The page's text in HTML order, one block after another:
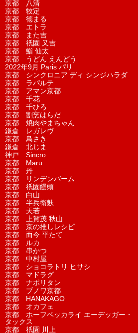
京都 八清
京都 牧定
京都 徳まる
京都 エトラ
京都 また吉
京都 祇園 又吉
京都 鮨 仙太
京都 うどん えんどう
2022年9月 Paris パリ
京都 シンクロニア ディ シンジハラダ
京都 ラパルテ
京都 アマン京都
京都 千花
京都 千ひろ
京都 割烹はらだ
京都 焼肉やまちゃん
鎌倉 レガレヴ
京都 鳥さき
鎌倉 北じま
神戸 Sincro
京都 Maru
京都 丹
京都 リンデンバーム
京都 祇園饅頭
京都 白山
京都 半兵衛麩
京都 天若
京都 上賀茂 秋山
京都 京の推しレシピ
京都 而今 平たて
京都 ルカ
京都 串かつ
京都 中村屋
京都 ショコラトリ ヒサシ
京都 マドラグ
京都 ナポリタン
京都 ブノワ京都
京都 HANAKAGO
京都 オカフェ
京都 ホーフベッカライ エーデッガー・
タックス
京都 祇園 川上